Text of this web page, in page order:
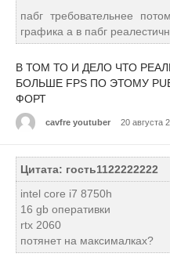
пабг требовательнее
графика а в пабг
В ТОМ ТО И ДЕЛО ЧТО
БОЛЬШЕ FPS ПО ЭТОМУ
ФОРТ
cavfre youtuber 20 августа
Цитата: гость1122222222
intel core i7 8750h
16 gb оперативки
rtx 2060
потянет на максималках?